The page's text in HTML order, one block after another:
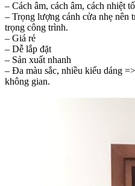
– Cách âm, cách âm, cách nhiệt
– Trọng lượng cánh cửa nhẹ nên
trọng công trình.
– Giá rẻ
– Dễ lắp đặt
– Sản xuất nhanh
– Đa màu sắc, nhiều kiểu dáng
không gian.